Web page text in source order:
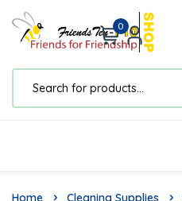
0
Home Cleaning Supplies